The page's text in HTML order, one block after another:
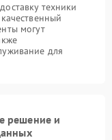
техники
могут
для
решение и